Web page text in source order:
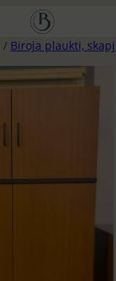
/ Biroja plaukti,